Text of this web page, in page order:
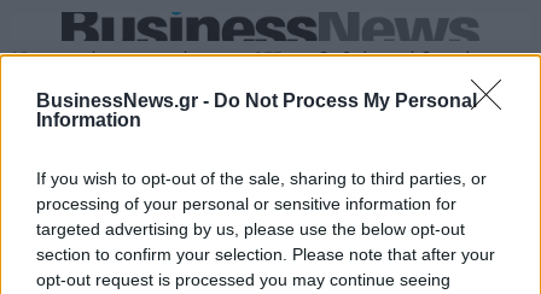
BusinessNews.gr - Do Not Process My Personal
Information
If you wish to opt-out of the sale, sharing to third parties, or
processing of your personal or sensitive information for
targeted advertising by us, please use the below opt-out
section to confirm your selection. Please note that after your
opt-out request is processed you may continue seeing
18η συνεχόμενη χρονιά για τον ΟΤΕ στη διεθνή σειρά δεικτών
Alpha Bank: Για πρώτη φορά το Αρχαίο Θέατρο Επιδαύρου άνοιξε τις
πύλες του σε όλους